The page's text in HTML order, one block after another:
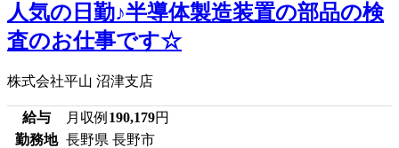
人気の日勤♪半導体製造装置の部品の検
査のお仕事です☆
株式会社平山 沼津支店
給与 月収例 190,179円
勤務地 長野県 長野市